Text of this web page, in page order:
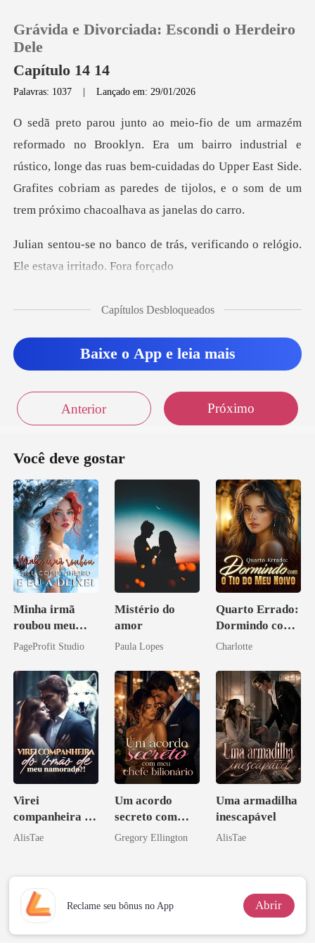
Loja
Histórico
Baixar App
Grávida e Divorciada: Escondi o Herdeiro
Dele
Capítulo 14 14
Palavras: 1037 |Lançado em: 29/01/2026
ro industrial e
rústico, longe das ruas bem-cuidadas do Upper East Side.
Grafites cob
rás, verificando o relógio.
El
Capítulos Desbloqueados
Baixe o App e leia mais
Anterior Próximo
Você deve gostar
Minha irmã
roubou meu
companheiro e
PageProfit Studio
Mistério do
amor
Paula Lopes
Quarto Errado:
Dormindo com
o Tio do Meu
Charlotte
Virei
companheira do
irmão de meu
AlisTae
Um acordo
secreto com
meu chefe
Gregory Ellington
Uma armadilha
inescapável
AlisTae
Reclame seu bônus no App Abrir